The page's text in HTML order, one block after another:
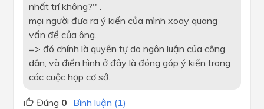
nhất trí không?'' .
mọi người đưa ra ý kiến của mình xoay quang
vấn đề của ông.
=> đó chính là quyền tự do ngôn luận của công
dân, và điển hình ở đây là đóng góp ý kiến trong
các cuộc họp cơ sở.
Đúng 0 Bình luận (1)